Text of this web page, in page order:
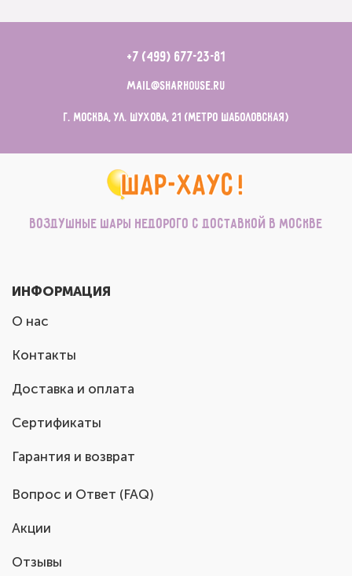
+7 (499) 677-23-81
mail@sharhouse.ru
г. Москва, ул. Шухова, 21 (метро Шаболовская)
Воздушные шары недорого с доставкой в Москве
ИНФОРМАЦИЯ
О нас
Контакты
Доставка и оплата
Сертификаты
Гарантия и возврат
Вопрос и Ответ (FAQ)
Акции
Отзывы